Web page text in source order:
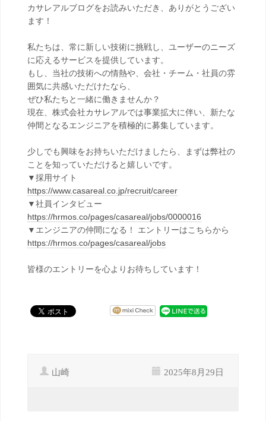
カサレアルブログをお読みいただき、ありがとうござい
ます！
私たちは、常に新しい技術に挑戦し、ユーザーのニーズ
に応えるサービスを提供しています。
もし、当社の技術への情熱や、会社・チーム・社員の雰
囲気に共感いただけたなら、
ぜひ私たちと一緒に働きませんか？
現在、株式会社カサレアルでは事業拡大に伴い、新たな
仲間となるエンジニアを積極的に募集しています。
少しでも興味をお持ちいただけましたら、まずは弊社の
ことを知っていただけると嬉しいです。
▼採用サイト
https://www.casareal.co.jp/recruit/career
▼社員インタビュー
https://hrmos.co/pages/casareal/jobs/0000016
▼エンジニアの仲間になる！ エントリーはこちらから
https://hrmos.co/pages/casareal/jobs
皆様のエントリーを心よりお待ちしています！
山崎 2025年8月29日